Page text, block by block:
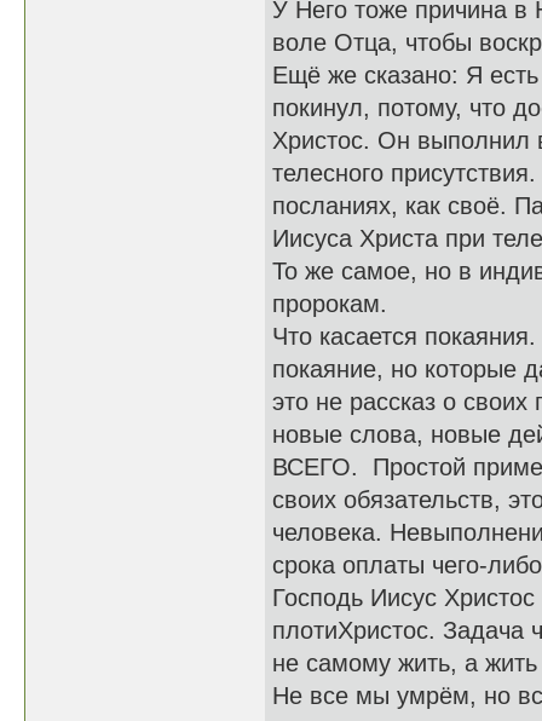
У Него тоже причина
воле Отца, чтобы
Ещё же сказано: Я
покинул, потому, что
Христос. Он выполнил
телесного
посланиях, как своё.
Иисуса Христа при
То же самое, но в
пророкам.
Что касается
покаяние, но которые
это не рассказ о
новые слова, новые
ВСЕГО. Простой
своих обязательств,
человека.
срока оплаты чего-
Господь Иисус
плотиХристос. Задача
не самому жить, а
Не все мы умрём, но